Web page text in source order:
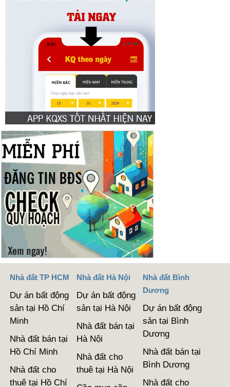
Nhà đất TP HCM
Dự án bất động
sản tại Hồ Chí
Minh
Nhà đất bán tại
Hồ Chí Minh
Nhà đất cho
thuê tại Hồ Chí
Nhà đất Hà Nội
Dự án bất động
sản tại Hà Nội
Nhà đất bán tại
Hà Nội
Nhà đất cho
thuê tại Hà Nội
Nhà đất Bình
Dương
Dự án bất động
sản tại Bình
Dương
Nhà đất bán tại
Bình Dương
Nhà đất cho